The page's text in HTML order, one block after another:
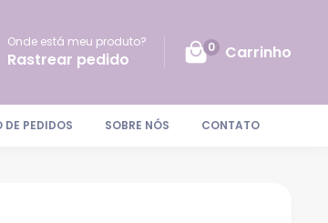
Onde está meu produto?
Rastrear pedido
0 Carrinho
DE PEDIDOS SOBRE NÓS CONTATO